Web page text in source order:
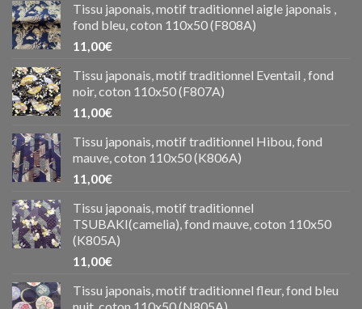
Tissu japonais, motif traditionnel aigle japonais ,
fond bleu, coton 110x50 (F808A)
11,00€
Tissu japonais, motif traditionnel Eventail , fond
noir, coton 110x50 (F807A)
11,00€
Tissu japonais, motif traditionnel Hibou, fond
mauve, coton 110x50 (K806A)
11,00€
Tissu japonais, motif traditionnel
TSUBAKI(camelia), fond mauve, coton 110x50
(K805A)
11,00€
Tissu japonais, motif traditionnel fleur, fond bleu